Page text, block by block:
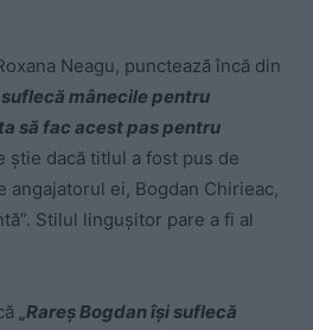
Neagu, punctează încă din
suflecă mânecile pentru
să fac acest pas pentru
știe dacă titlul a fost pus de
angajatorul ei, Bogdan Chirieac,
Stilul lingușitor pare a fi al
„RareșBogdan își suflecă